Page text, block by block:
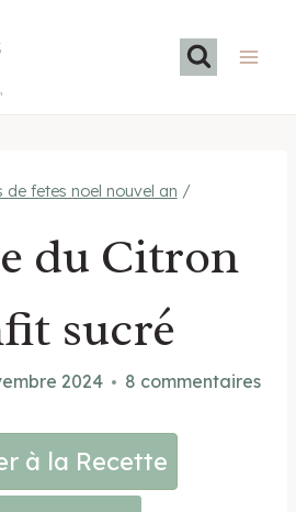
de fetes noel nouvel an /
du Citron
sucré
2024 8 commentaires
à la Recette